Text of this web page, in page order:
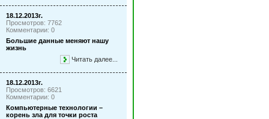
18.12.2013г.
Просмотров: 7762
Комментарии: 0
Большие данные меняют нашу
жизнь
Читать далее...
18.12.2013г.
Просмотров: 6621
Комментарии: 0
Компьютерные технологии –
корень зла для точки роста